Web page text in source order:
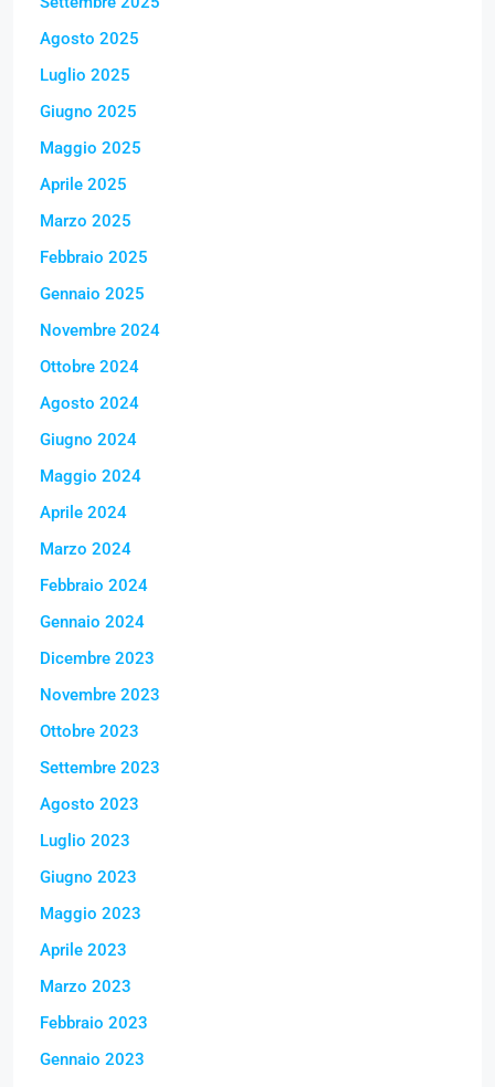
Agosto 2025
Luglio 2025
Giugno 2025
Maggio 2025
Aprile 2025
Marzo 2025
Febbraio 2025
Gennaio 2025
Novembre 2024
Ottobre 2024
Agosto 2024
Giugno 2024
Maggio 2024
Aprile 2024
Marzo 2024
Febbraio 2024
Gennaio 2024
Dicembre 2023
Novembre 2023
Ottobre 2023
Settembre 2023
Agosto 2023
Luglio 2023
Giugno 2023
Maggio 2023
Aprile 2023
Marzo 2023
Febbraio 2023
Gennaio 2023